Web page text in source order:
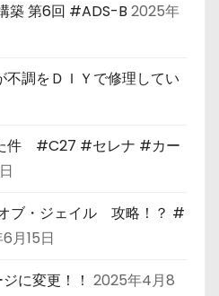
築 第6回 #ADS-B 2025年
不調をＤＩＹで修理してい
件 #C27 #セレナ #カー
ブ・ジェイル 攻略！？ #
月15日
に変更！！ 2025年4月8